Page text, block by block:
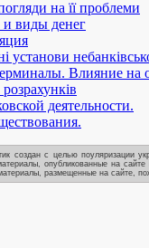
на її проблеми
виды денег
установи
Влияние на
деятельности.
создан с целью поуляризации
опубликованные на
размещенные на сайте,